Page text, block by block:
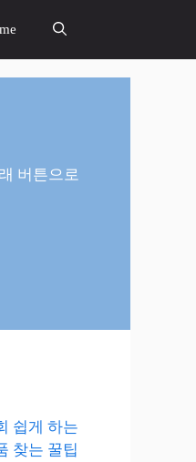
버튼으로
쉽게 하는
찾는 꿀팁